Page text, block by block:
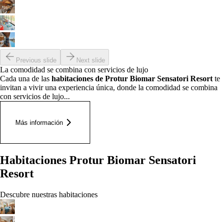
Previous slide Next slide
La comodidad se combina con servicios de lujo
Cada una de las habitaciones de Protur Biomar Sensatori Resort te
invitan a vivir una experiencia única, donde la comodidad se combina
con servicios de lujo...
Más información
Habitaciones Protur Biomar Sensatori
Resort
Descubre nuestras habitaciones